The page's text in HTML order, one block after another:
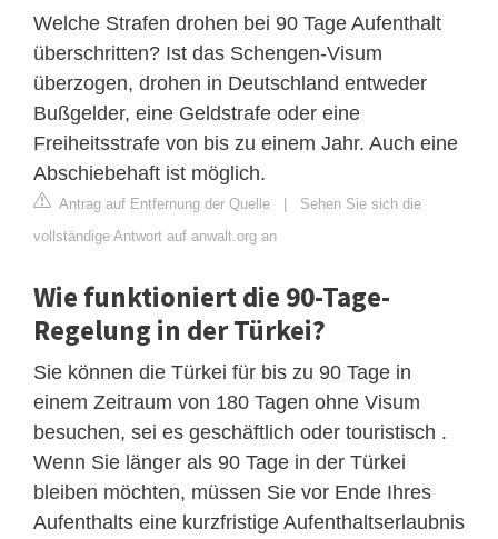
Welche Strafen drohen bei 90 Tage Aufenthalt
überschritten? Ist das Schengen-Visum
überzogen, drohen in Deutschland entweder
Bußgelder, eine Geldstrafe oder eine
Freiheitsstrafe von bis zu einem Jahr. Auch eine
Abschiebehaft ist möglich.
Antrag auf Entfernung der Quelle | Sehen Sie sich die
vollständige Antwort auf anwalt.org an
Wie funktioniert die 90-Tage-
Regelung in der Türkei?
Sie können die Türkei für bis zu 90 Tage in
einem Zeitraum von 180 Tagen ohne Visum
besuchen, sei es geschäftlich oder touristisch .
Wenn Sie länger als 90 Tage in der Türkei
bleiben möchten, müssen Sie vor Ende Ihres
Aufenthalts eine kurzfristige Aufenthaltserlaubnis